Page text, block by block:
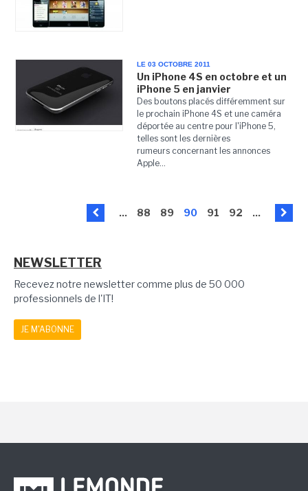
LE 03 OCTOBRE 2011
Un iPhone 4S en octobre et un
iPhone 5 en janvier
Des boutons placés différemment sur
le prochain iPhone 4S et une caméra
déportée au centre pour l'iPhone 5,
telles sont les dernières
rumeurs concernant les annonces
Apple...
... 88 89 90 91 92 ...
NEWSLETTER
Recevez notre newsletter comme plus de 50 000
professionnels de l'IT!
JE M'ABONNE